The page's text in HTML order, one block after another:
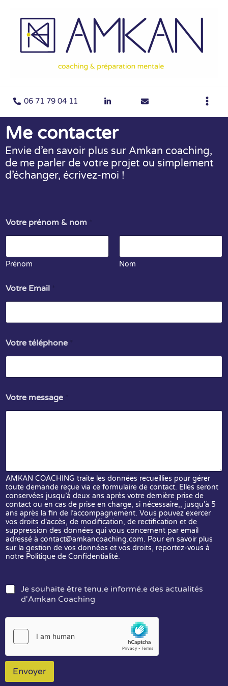
06 71 79 04 11
Me contacter
Envie d’en savoir plus sur Amkan coaching,
de me parler de votre projet ou simplement
d’échanger, écrivez-moi !
Votre prénom & nom
Prénom Nom
Votre Email
Votre téléphone
Votre message
AMKAN COACHING traite les données recueillies pour gérer
toute demande reçue via ce formulaire de contact. Elles seront
conservées jusqu’à deux ans après votre dernière prise de
contact ou en cas de prise en charge, si nécessaire,, jusqu’à 5
ans après la fin de l’accompagnement. Vous pouvez exercer
vos droits d'accès, de modification, de rectification et de
suppression des données qui vous concernent par email
adressé à contact@amkancoaching.com. Pour en savoir plus
sur la gestion de vos données et vos droits, reportez-vous à
notre Politique de Confidentialité.
Je souhaite être tenu.e informé.e des actualités
d'Amkan Coaching
Envoyer